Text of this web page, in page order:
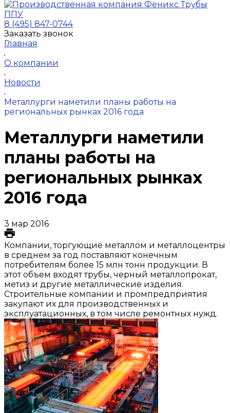
8 (495) 847-0744
Заказать звонок
Главная
О компании
Новости
Металлурги наметили планы работы на
региональных рынках 2016 года
Металлурги наметили
планы работы на
региональных рынках
2016 года
3 мар 2016
Компании, торгующие металлом и металлоцентры
в среднем за год поставляют конечным
потребителям более 15 млн тонн продукции. В
этот объем входят трубы, черный металлопрокат,
метиз и другие металлические изделия.
Строительные компании и промпредприятия
закупают их для производственных и
эксплуатационных, в том числе ремонтных нужд.